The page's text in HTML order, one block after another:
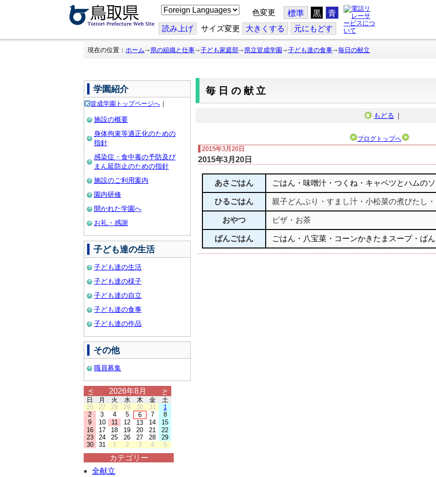
こ
の
ジ
を
翻
色変更 標準 黒 青
読み上げ サイズ変更 大きくする 元にもどす
現在の位置： ホーム 県の組織と仕事 子ども家庭部 県立皆成学園 子ども達の食事 毎日の献立
学園紹介
皆成学園トップページへ ｜
施設の概要
身体拘束等適正化のための
指針
感染症・食中毒の予防及び
まん延防止のための指針
施設のご利用案内
園内研修
開かれた学園へ
お礼・感謝
子ども達の生活
子ども達の生活
子ども達の様子
子ども達の自立
子ども達の食事
子ども達の作品
その他
職員募集
< 2026年8月 >
日 月 火 水 木 金
土
26
27 28 29 30 31
1
2
3 4 5 6 7
8
9
10 11 12 13 14
15
16
17 18 19 20 21
22
23
24 25 26 27 28
29
30
31 1 2 3 4 5
カテゴリー
全献立
毎日の献立
もどる ｜
ブログトップへ
2015年3月20日
2015年3月20日
あさごはん ごはん・味噌汁・つくね・キャベツとハムの
ひるごはん 親子どんぶり・すまし汁・小松菜の煮びたし
おやつ ピザ・お茶
ばんごはん ごはん・八宝菜・コーンかきたまスープ・ば